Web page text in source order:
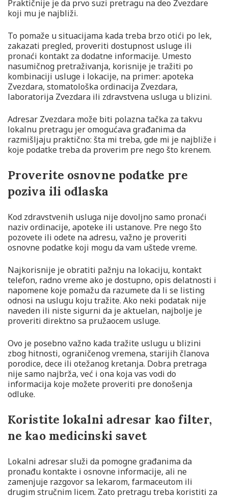
Praktičnije je da prvo suzi pretragu na deo Zvezdare
koji mu je najbliži.
To pomaže u situacijama kada treba brzo otići po lek,
zakazati pregled, proveriti dostupnost usluge ili
pronaći kontakt za dodatne informacije. Umesto
nasumičnog pretraživanja, korisnije je tražiti po
kombinaciji usluge i lokacije, na primer: apoteka
Zvezdara, stomatološka ordinacija Zvezdara,
laboratorija Zvezdara ili zdravstvena usluga u blizini.
Adresar Zvezdara može biti polazna tačka za takvu
lokalnu pretragu jer omogućava građanima da
razmišljaju praktično: šta mi treba, gde mi je najbliže i
koje podatke treba da proverim pre nego što krenem.
Proverite osnovne podatke pre
poziva ili odlaska
Kod zdravstvenih usluga nije dovoljno samo pronaći
naziv ordinacije, apoteke ili ustanove. Pre nego što
pozovete ili odete na adresu, važno je proveriti
osnovne podatke koji mogu da vam uštede vreme.
Najkorisnije je obratiti pažnju na lokaciju, kontakt
telefon, radno vreme ako je dostupno, opis delatnosti i
napomene koje pomažu da razumete da li se listing
odnosi na uslugu koju tražite. Ako neki podatak nije
naveden ili niste sigurni da je aktuelan, najbolje je
proveriti direktno sa pružaocem usluge.
Ovo je posebno važno kada tražite uslugu u blizini
zbog hitnosti, ograničenog vremena, starijih članova
porodice, dece ili otežanog kretanja. Dobra pretraga
nije samo najbrža, već i ona koja vas vodi do
informacija koje možete proveriti pre donošenja
odluke.
Koristite lokalni adresar kao filter,
ne kao medicinski savet
Lokalni adresar služi da pomogne građanima da
pronađu kontakte i osnovne informacije, ali ne
zamenjuje razgovor sa lekarom, farmaceutom ili
drugim stručnim licem. Zato pretragu treba koristiti za